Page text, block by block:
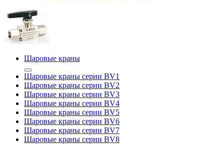
Шаровые краны
Шаровые краны серии BV1
Шаровые краны серии BV2
Шаровые краны серии BV3
Шаровые краны серии BV4
Шаровые краны серии BV5
Шаровые краны серии BV6
Шаровые краны серии BV7
Шаровые краны серии BV8